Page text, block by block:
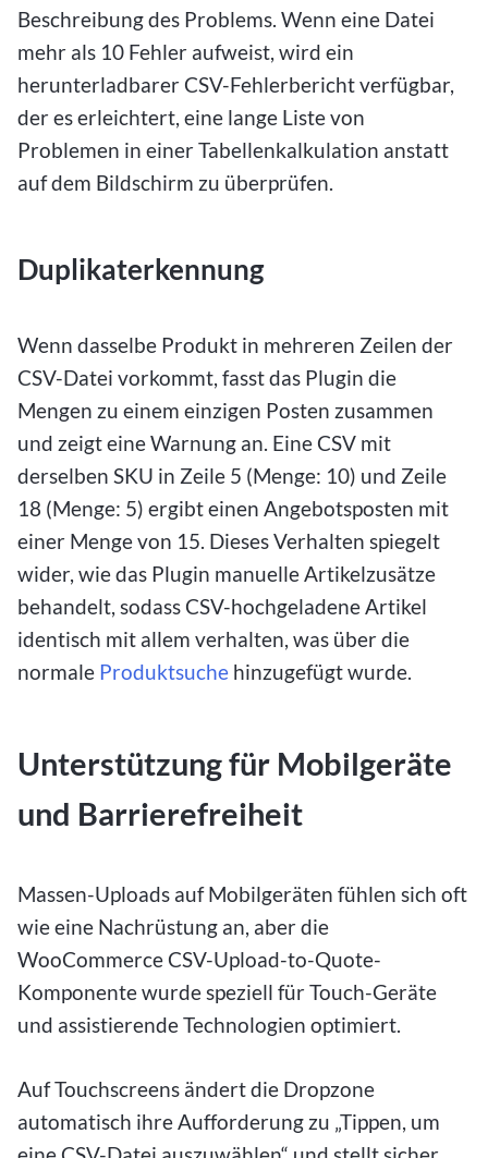
Beschreibung des Problems. Wenn eine Datei
mehr als 10 Fehler aufweist, wird ein
herunterladbarer CSV-Fehlerbericht verfügbar,
der es erleichtert, eine lange Liste von
Problemen in einer Tabellenkalkulation anstatt
auf dem Bildschirm zu überprüfen.
Duplikaterkennung
Wenn dasselbe Produkt in mehreren Zeilen der
CSV-Datei vorkommt, fasst das Plugin die
Mengen zu einem einzigen Posten zusammen
und zeigt eine Warnung an. Eine CSV mit
derselben SKU in Zeile 5 (Menge: 10) und Zeile
18 (Menge: 5) ergibt einen Angebotsposten mit
einer Menge von 15. Dieses Verhalten spiegelt
wider, wie das Plugin manuelle Artikelzusätze
behandelt, sodass CSV-hochgeladene Artikel
identisch mit allem verhalten, was über die
normale Produktsuche hinzugefügt wurde.
Unterstützung für Mobilgeräte
und Barrierefreiheit
Massen-Uploads auf Mobilgeräten fühlen sich oft
wie eine Nachrüstung an, aber die
WooCommerce CSV-Upload-to-Quote-
Komponente wurde speziell für Touch-Geräte
und assistierende Technologien optimiert.
Auf Touchscreens ändert die Dropzone
automatisch ihre Aufforderung zu „Tippen, um